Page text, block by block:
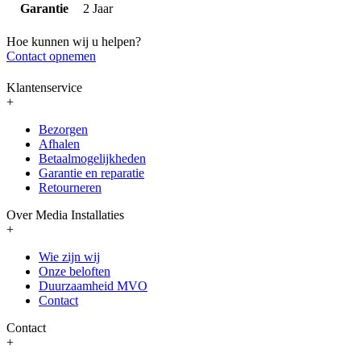
Garantie
2 Jaar
Hoe kunnen wij u helpen?
Contact opnemen
Klantenservice
+
Bezorgen
Afhalen
Betaalmogelijkheden
Garantie en reparatie
Retourneren
Over Media Installaties
+
Wie zijn wij
Onze beloften
Duurzaamheid MVO
Contact
Contact
+